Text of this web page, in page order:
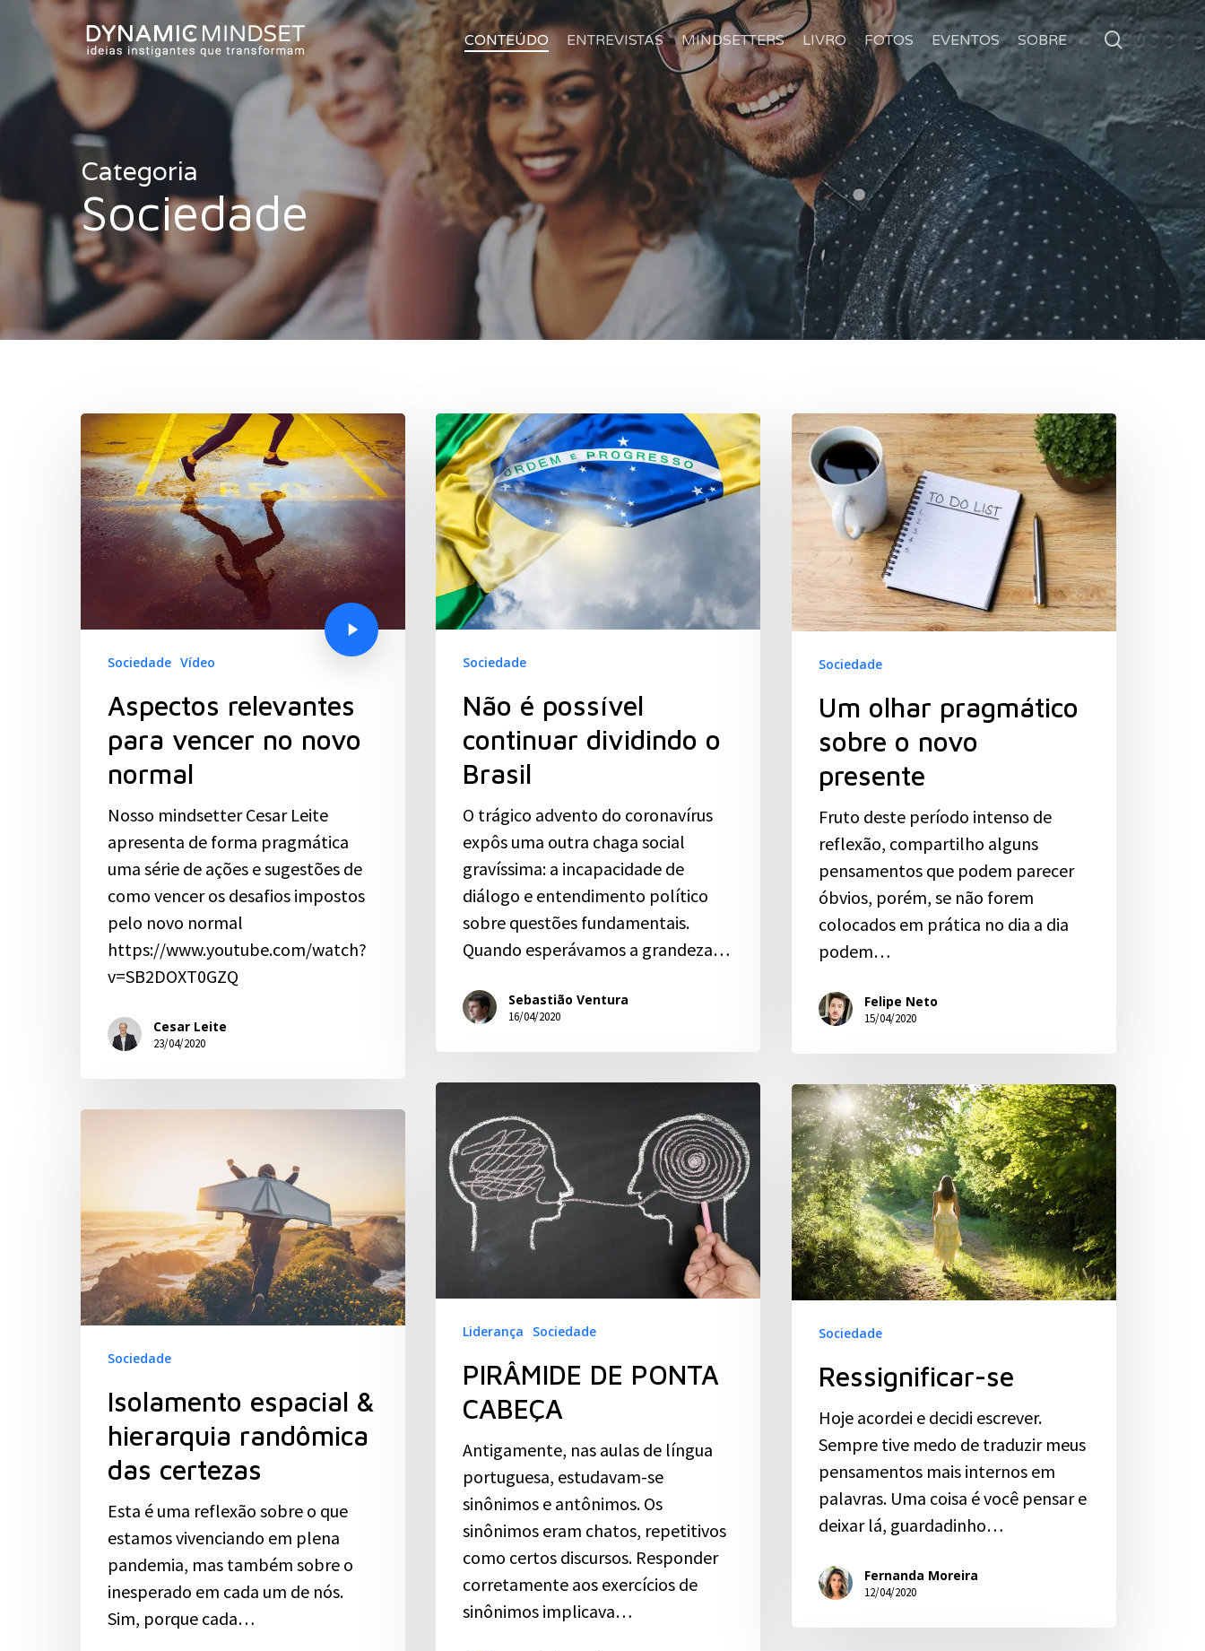
content
Hit enter to search or ESC to close
CONTEÚDO ENTREVISTAS MINDSETTERS LIVRO FOTOS EVENTOS SOBRE search
Categoria
Sociedade
Sociedade Vídeo
Aspectos relevantes
para vencer no novo
normal
Nosso mindsetter Cesar Leite
apresenta de forma pragmática
uma série de ações e sugestões de
como vencer os desafios impostos
pelo novo normal
https://www.youtube.com/watch?
v=SB2DOXT0GZQ
Cesar Leite
23/04/2020
Sociedade
Não é possível
continuar dividindo o
Brasil
O trágico advento do coronavírus
expôs uma outra chaga social
gravíssima: a incapacidade de
diálogo e entendimento político
sobre questões fundamentais.
Quando esperávamos a grandeza…
Sebastião Ventura
16/04/2020
Sociedade
Um olhar pragmático
sobre o novo
presente
Fruto deste período intenso de
reflexão, compartilho alguns
pensamentos que podem parecer
óbvios, porém, se não forem
colocados em prática no dia a dia
podem…
Felipe Neto
15/04/2020
Liderança Sociedade
PIRÂMIDE DE PONTA
CABEÇA
Antigamente, nas aulas de língua
portuguesa, estudavam-se
sinônimos e antônimos. Os
sinônimos eram chatos, repetitivos
como certos discursos. Responder
corretamente aos exercícios de
sinônimos implicava…
Sociedade
Ressignificar-se
Hoje acordei e decidi escrever.
Sempre tive medo de traduzir meus
pensamentos mais internos em
palavras. Uma coisa é você pensar e
deixar lá, guardadinho…
Fernanda Moreira
12/04/2020
Sociedade
Isolamento espacial &
hierarquia randômica
das certezas
Esta é uma reflexão sobre o que
estamos vivenciando em plena
pandemia, mas também sobre o
inesperado em cada um de nós.
Sim, porque cada…